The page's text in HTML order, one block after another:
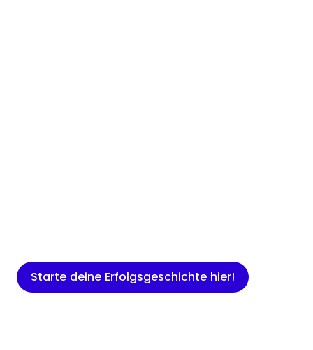
Starte deine Erfolgsgeschichte hier!